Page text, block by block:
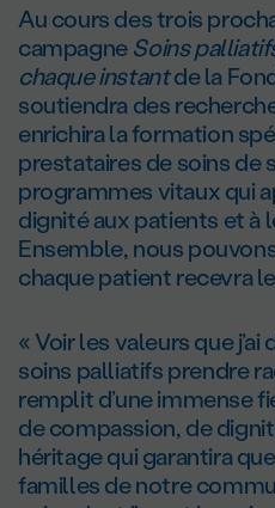
Au cours des trois
campagneSoins
chaque instantde la
soutiendra des
enrichira la formation
prestataires de soins de
programmes vitaux qui
dignité aux patients et à
Ensemble, nous
chaque patient recevra
« Voir les valeurs que
soins palliatifs prendre
remplit d’une immense
de compassion, de
héritage qui garantira
familles de notre